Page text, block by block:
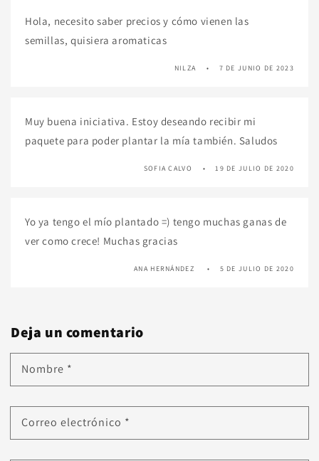
Hola, necesito saber precios y cómo vienen las
semillas, quisiera aromaticas
NILZA 7 DE JUNIO DE 2023
Muy buena iniciativa. Estoy deseando recibir mi
paquete para poder plantar la mía también. Saludos
SOFIA CALVO 19 DE JULIO DE 2020
Yo ya tengo el mío plantado =) tengo muchas ganas de
ver como crece! Muchas gracias
ANA HERNÁNDEZ 5 DE JULIO DE 2020
Deja un comentario
Nombre *
Correo electrónico *